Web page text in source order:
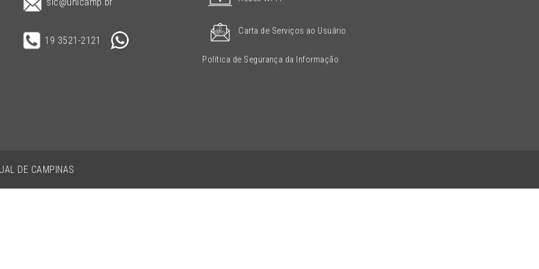
DE CAMPINAS
19 3521-2121
Carta de Serviços ao Usuário
Política de Segurança da Informação